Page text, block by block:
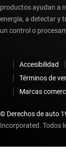
productos ayudan a
energía, a detectar y
un control o
Accesibilidad
Términos de
Marcas
© Derechos de auto
Incorporated. Todos